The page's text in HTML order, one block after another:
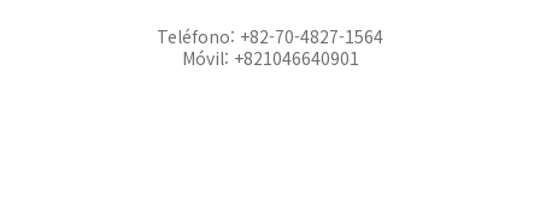
Teléfono: +82-70-4827-1564
Móvil: +821046640901